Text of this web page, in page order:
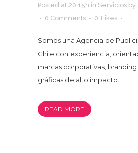
Posted at 20:15h in Servicios by
0 Comments
0 Likes
Somos una Agencia de
Chile con experiencia,
marcas corporativas,
gráficas de alto impacto....
READ MORE